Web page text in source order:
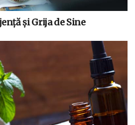
şi Grija de Sine